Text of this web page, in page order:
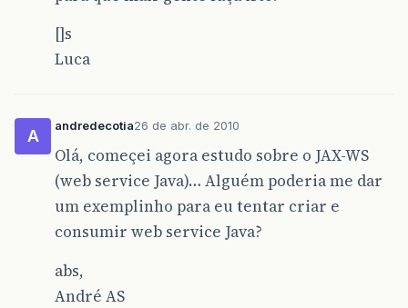
[]s
Luca
A
andredecotia26 de abr. de 2010
Olá, começei agora estudo sobre o JAX-WS
(web service Java)… Alguém poderia me dar
um exemplinho para eu tentar criar e
consumir web service Java?
abs,
André AS